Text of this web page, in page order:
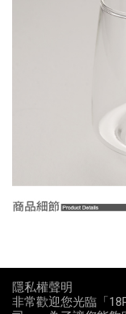
隱私權聲明
非常歡迎您光臨「